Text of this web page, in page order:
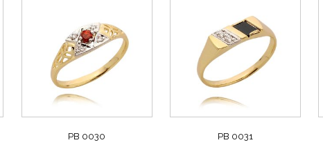
PB 0030 PB 0031